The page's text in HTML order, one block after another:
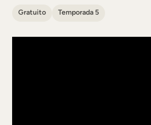
Gratuito Temporada 5